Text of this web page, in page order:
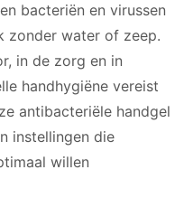
bacteriën en virussen
zonder water of zeep.
in de zorg en in
handhygiëne vereist
antibacteriële handgel
instellingen die
willen